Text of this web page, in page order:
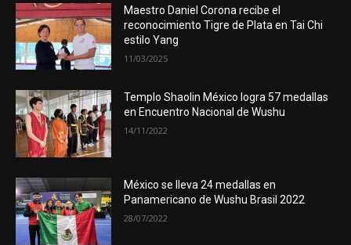
Maestro Daniel Corona recibe el
reconocimiento Tigre de Plata en Tai Chi
estilo Yang
11/03/2025
Templo Shaolin México logra 57 medallas
en Encuentro Nacional de Wushu
14/11/2022
México se lleva 24 medallas en
Panamericano de Wushu Brasil 2022
28/07/2022